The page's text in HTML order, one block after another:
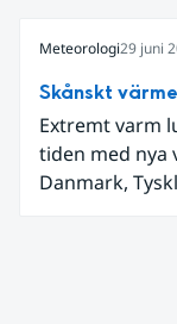
Meteorologi29 juni
Skånskt
Extremt varm
tiden med nya
Danmark,